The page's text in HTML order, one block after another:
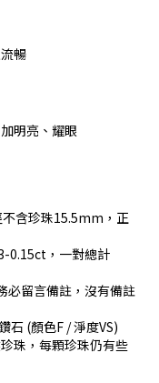
暢
明亮、耀眼
含珍珠15.5mm，正
0.15ct，一對總計
必留言備註，沒有備註
石 (顏色F / 淨度VS)
珠，每顆珍珠仍有些